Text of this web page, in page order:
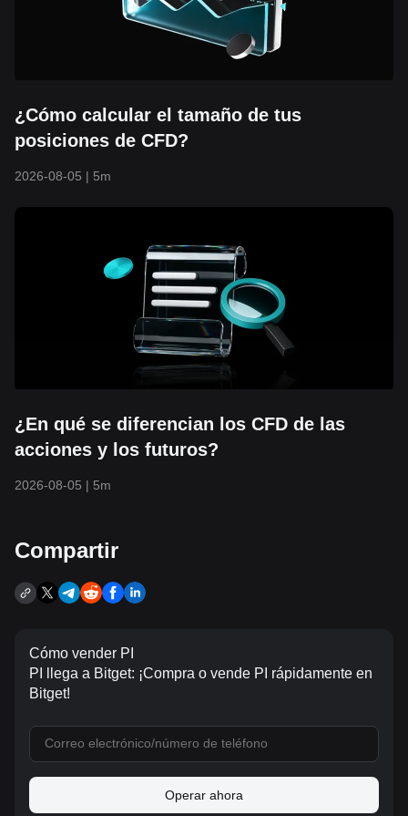
¿Cómo calcular el tamaño de tus
posiciones de CFD?
2026-08-05 | 5m
¿En qué se diferencian los CFD de las
acciones y los futuros?
2026-08-05 | 5m
Compartir
Cómo vender PI
PI llega a Bitget: ¡Compra o vende PI rápidamente en
Bitget!
Operar ahora